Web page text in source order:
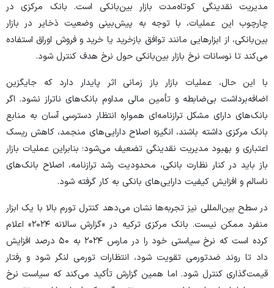
مدیریت نقدینگی کوتاه‌مدت بازار بین‌بانکی است. بانک مرکزی در
چارچوب این عملیات، با توجه به پیش‌بینی وضعیت ذخایر در بازار
بین‌بانکی، از ابزار‌هایی مانند توافق بازخرید یا خرید و فروش اوراق استفاده
می‌کند تا نوسانات نرخ بازار بین‌بانکی حول نرخ هدف کنترل شود.
با این حال، عملیات بازار باز زمانی اثر پایدار دارد که جایگزین
اضافه‌برداشت بی‌ضابطه و تأمین مالی مداوم بانک‌های ناتراز نشود. اگر
بانک‌های دارای مشکل ترازنامه‌ای همواره انتظار دسترسی آسان به منابع
بانک مرکزی داشته باشند، انگیزه اصلاح دارایی‌های منجمد، کاهش ریسک
اعتباری و بهبود مدیریت نقدینگی تضعیف می‌شود؛ بنابراین عملیات بازار
باز باید در کنار نظارت بانکی، محدودیت رشد ترازنامه، اصلاح بانک‌های
ناسالم و افزایش کیفیت دارایی‌های بانکی به کار گرفته شود.
در سطح بین‌المللی نیز تجربه‌ها نشان می‌دهد کنترل تورم بالا با یک ابزار
منفرد ممکن نیست. بانک مرکزی ترکیه در «گزارش سالانه ۲۰۲۴» اعلام
کرده است که نرخ سیاستی خود را در مارس ۲۰۲۴ به ۵۰ درصد افزایش
داد تا روند ضدتورمی تقویت شود، انتظارات تورمی لنگر شود و رفتار
قیمت‌گذاری کنترل شود. اما همین گزارش تأکید می‌کند که سیاست نرخ